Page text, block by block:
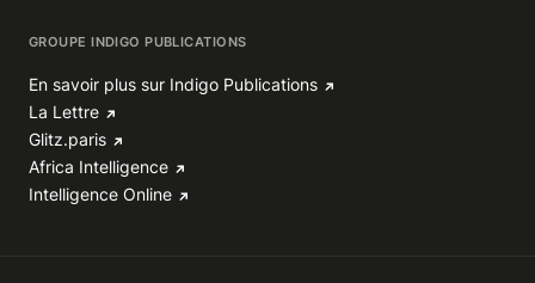
GROUPE INDIGO PUBLICATIONS
En savoir plus sur Indigo Publications
La Lettre
Glitz.paris
Africa Intelligence
Intelligence Online